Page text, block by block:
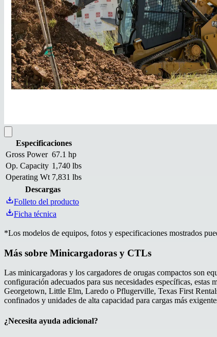
Especificaciones
Gross Power 67.1 hp
Op. Capacity 1,740 lbs
Operating Wt 7,831 lbs
Descargas
Folleto del producto
Ficha técnica
*Los modelos de equipos, fotos y especificaciones mostrados
Más sobre Minicargadoras y CTLs
Las minicargadoras y los cargadores de orugas compactos son
configuración adecuados para sus necesidades específicas,
Georgetown, Little Elm, Laredo o Pflugerville, Texas First
confinados y unidades de alta capacidad para cargas más
¿Necesita ayuda adicional?